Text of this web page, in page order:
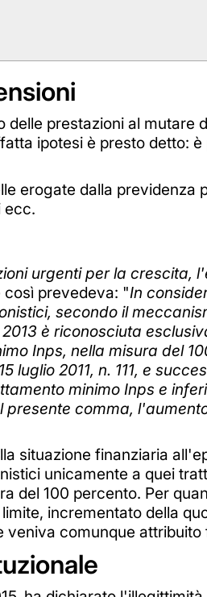
delle prestazioni al mutare
ipotesi è presto detto:
erogate dalla previdenza
ecc.
urgenti per la crescita,
prevedeva: "In
secondo il
è riconosciuta
Inps, nella misura del
luglio 2011, n. 111, e
minimo Inps e
comma,
situazione finanziaria
unicamente a quei
del 100 percento. Per
incrementato della
comunque